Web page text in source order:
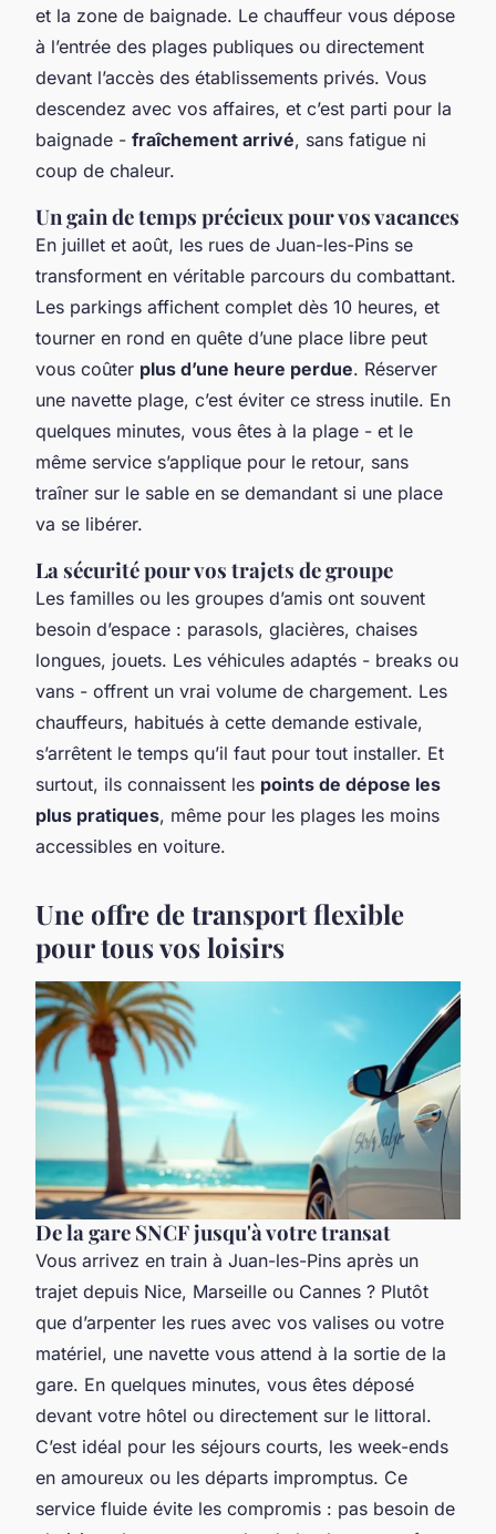
et la zone de baignade. Le chauffeur vous dépose
à l’entrée des plages publiques ou directement
devant l’accès des établissements privés. Vous
descendez avec vos affaires, et c’est parti pour la
baignade - fraîchement arrivé, sans fatigue ni
coup de chaleur.
Un gain de temps précieux pour vos vacances
En juillet et août, les rues de Juan-les-Pins se
transforment en véritable parcours du combattant.
Les parkings affichent complet dès 10 heures, et
tourner en rond en quête d’une place libre peut
vous coûter plus d’une heure perdue. Réserver
une navette plage, c’est éviter ce stress inutile. En
quelques minutes, vous êtes à la plage - et le
même service s’applique pour le retour, sans
traîner sur le sable en se demandant si une place
va se libérer.
La sécurité pour vos trajets de groupe
Les familles ou les groupes d’amis ont souvent
besoin d’espace : parasols, glacières, chaises
longues, jouets. Les véhicules adaptés - breaks ou
vans - offrent un vrai volume de chargement. Les
chauffeurs, habitués à cette demande estivale,
s’arrêtent le temps qu’il faut pour tout installer. Et
surtout, ils connaissent les points de dépose les
plus pratiques, même pour les plages les moins
accessibles en voiture.
Une offre de transport flexible
pour tous vos loisirs
De la gare SNCF jusqu'à votre transat
Vous arrivez en train à Juan-les-Pins après un
trajet depuis Nice, Marseille ou Cannes ? Plutôt
que d’arpenter les rues avec vos valises ou votre
matériel, une navette vous attend à la sortie de la
gare. En quelques minutes, vous êtes déposé
devant votre hôtel ou directement sur le littoral.
C’est idéal pour les séjours courts, les week-ends
en amoureux ou les départs impromptus. Ce
service fluide évite les compromis : pas besoin de